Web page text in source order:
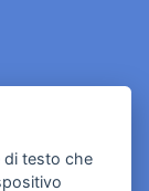
di testo che